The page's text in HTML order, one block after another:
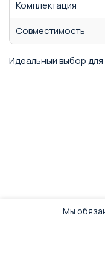
Комплектация
Совместимость
Идеальный выбор
Мы